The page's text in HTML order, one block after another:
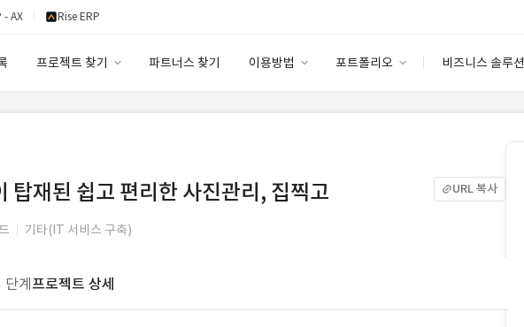
- AX Rise ERP
프로젝트 찾기 파트너스 찾기 이용방법 포트폴리오 비즈니스 솔루션
고객센터
안심 코드 케어
스토어
탑재된 쉽고 편리한 사진관리, 집찍고 URL 복사
기타(IT 서비스 구축)
단계 프로젝트 상세